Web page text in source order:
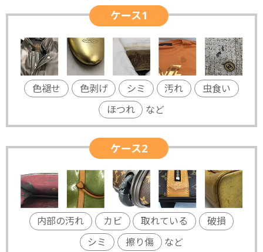
ケース1
色褪せ 色剥げ シミ 汚れ
虫食い
ほつれ
など
ケース2
内部の汚れ カビ 取れている
破損
シミ
擦り傷 など